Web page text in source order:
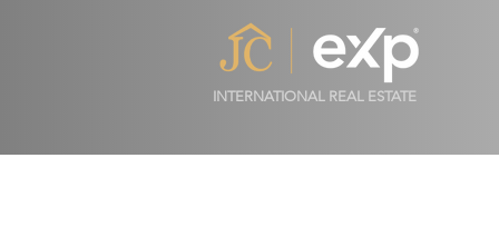
INTERNATIONAL REAL ESTATE